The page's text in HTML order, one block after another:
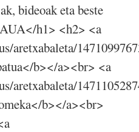
bideoak eta beste
h1> <h2> <a
aretxabaleta/
b></a><br> <a
aretxabaleta/
b></a><br>